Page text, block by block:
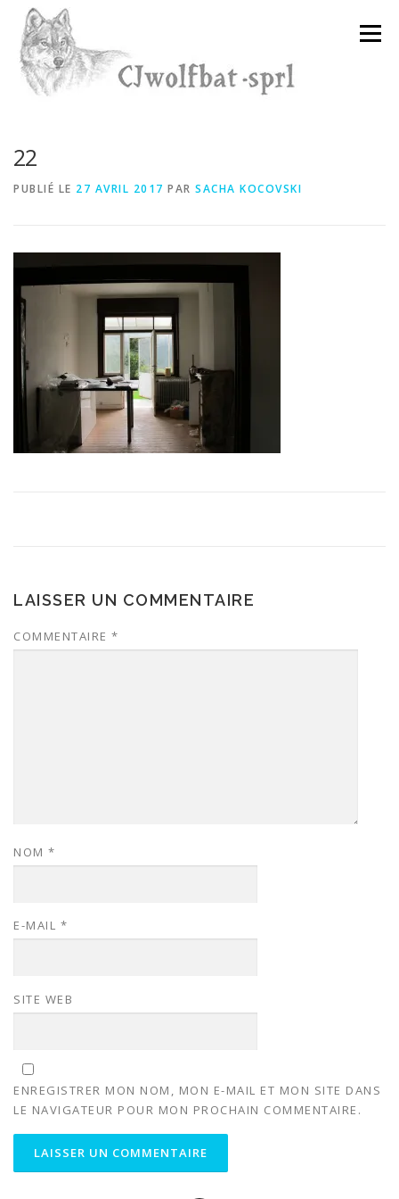
contenu
Menu
22
PUBLIÉ LE 27 AVRIL 2017 PAR SACHA KOCOVSKI
LAISSER UN COMMENTAIRE
COMMENTAIRE *
NOM *
E-MAIL *
SITE WEB
ENREGISTRER MON NOM, MON E-MAIL ET MON SITE DANS
LE NAVIGATEUR POUR MON PROCHAIN COMMENTAIRE.